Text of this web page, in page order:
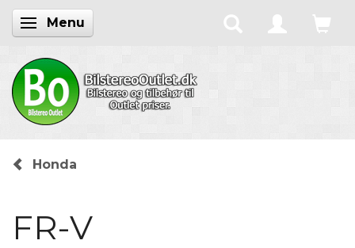
Skifte navigation
Menu
Honda
FR-V